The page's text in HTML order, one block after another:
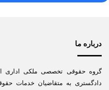
درباره ما
گروه حقوقی تخصصی ملکی اداری
دادگستری به متقاضیان خدمات